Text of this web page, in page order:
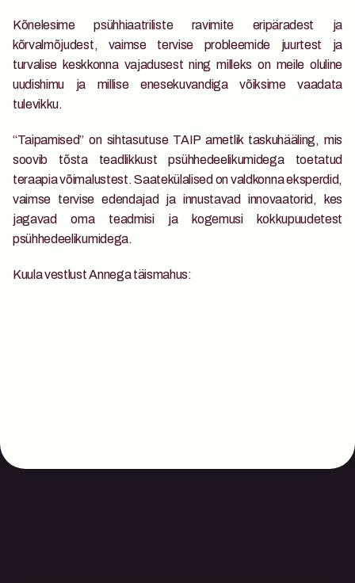
Kõnelesime psühhiaatriliste ravimite eripäradest ja
kõrvalmõjudest, vaimse tervise probleemide juurtest ja
turvalise keskkonna vajadusest ning milleks on meile oluline
uudishimu ja millise enesekuvandiga võiksime vaadata
tulevikku.
“Taipamised” on sihtasutuse TAIP ametlik taskuhääling, mis
soovib tõsta teadlikkust psühhedeelikumidega toetatud
teraapia võimalustest. Saatekülalised on valdkonna eksperdid,
vaimse tervise edendajad ja innustavad innovaatorid, kes
jagavad oma teadmisi ja kogemusi kokkupuudetest
psühhedeelikumidega.
Kuula vestlust Annega täismahus: